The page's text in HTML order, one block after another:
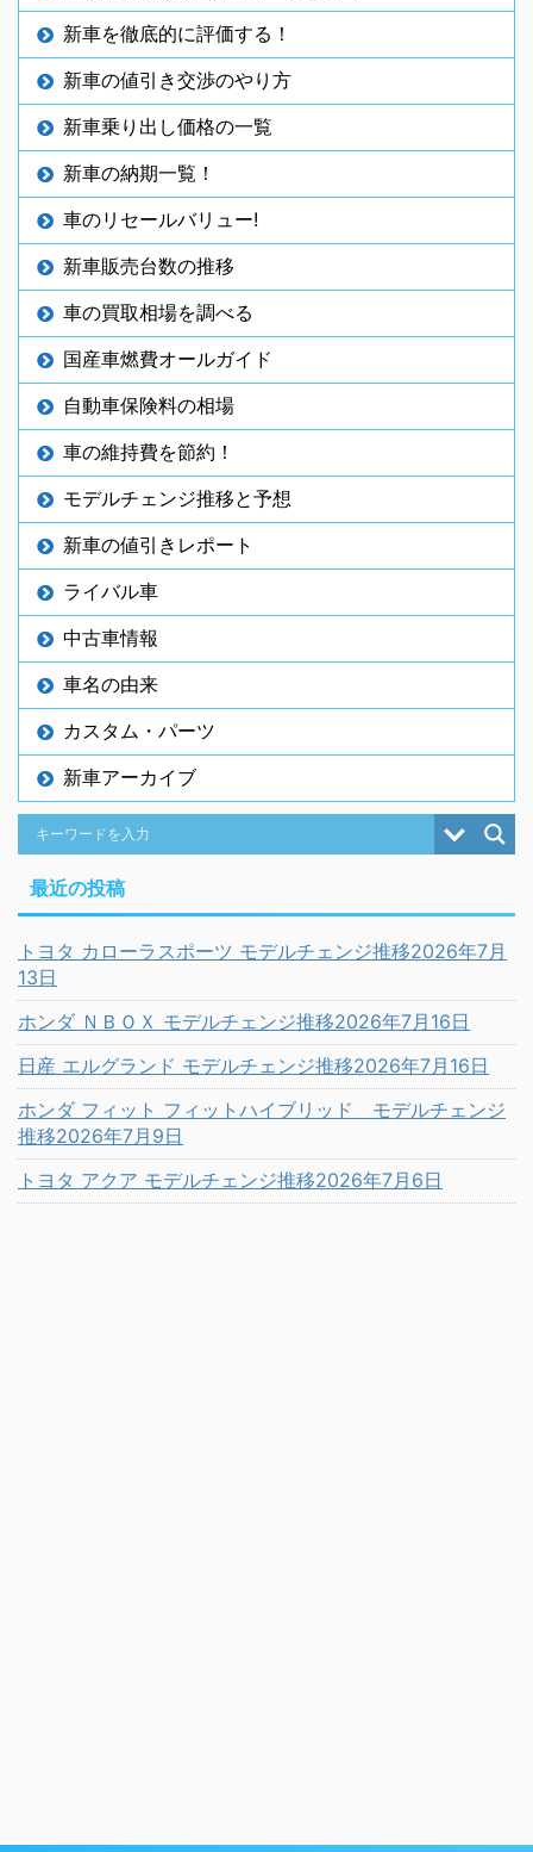
新車を徹底的に評価する！
新車の値引き交渉のやり方
新車乗り出し価格の一覧
新車の納期一覧！
車のリセールバリュー!
新車販売台数の推移
車の買取相場を調べる
国産車燃費オールガイド
自動車保険料の相場
車の維持費を節約！
モデルチェンジ推移と予想
新車の値引きレポート
ライバル車
中古車情報
車名の由来
カスタム・パーツ
新車アーカイブ
最近の投稿
トヨタ カローラスポーツ モデルチェンジ推移2026年7月
13日
ホンダ ＮＢＯＸ モデルチェンジ推移2026年7月16日
日産 エルグランド モデルチェンジ推移2026年7月16日
ホンダ フィット フィットハイブリッド モデルチェンジ
推移2026年7月9日
トヨタ アクア モデルチェンジ推移2026年7月6日